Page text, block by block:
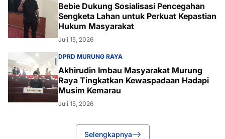
Bebie Dukung Sosialisasi Pencegahan
Sengketa Lahan untuk Perkuat Kepastian
Hukum Masyarakat
Juli 15, 2026
DPRD MURUNG RAYA
Akhirudin Imbau Masyarakat Murung
Raya Tingkatkan Kewaspadaan Hadapi
Musim Kemarau
Juli 15, 2026
Selengkapnya